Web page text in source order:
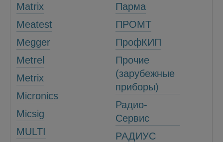
Matrix
Meatest
Megger
Metrel
Metrix
Micronics
Micsig
MULTI
Парма
ПРОМТ
ПрофКИП
Прочие
(зарубежные
приборы)
Радио-
Сервис
РАДИУС